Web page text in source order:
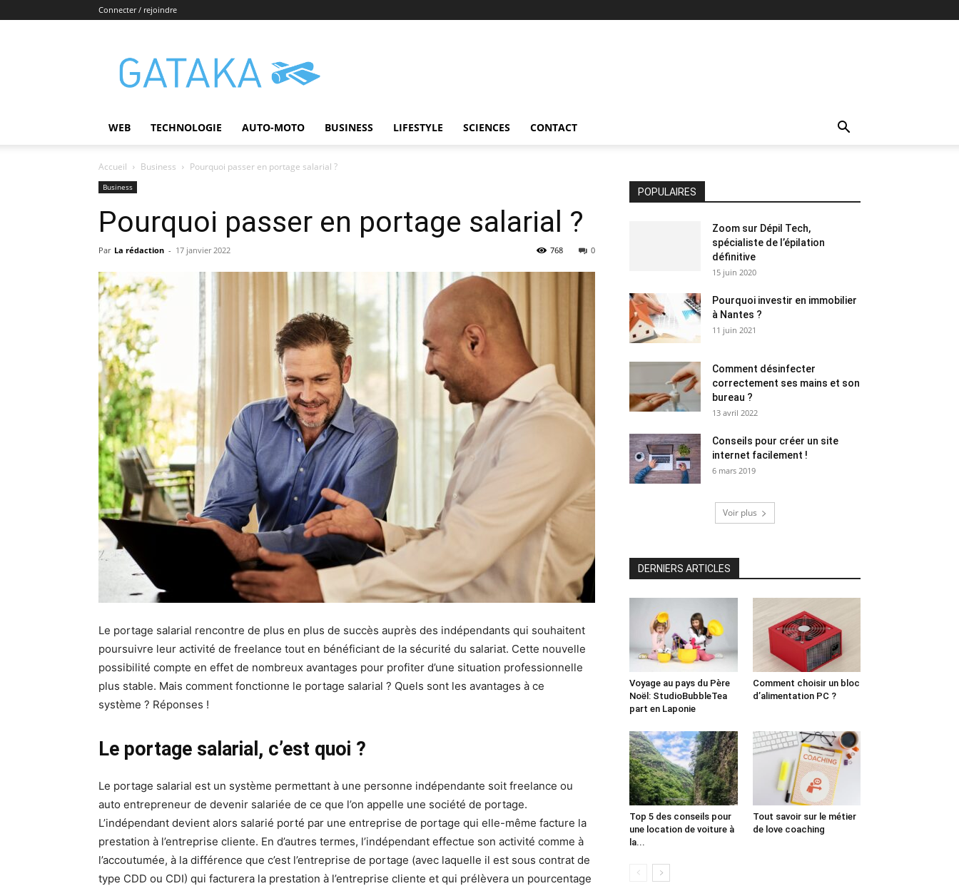
Connecter / rejoindre
WEB TECHNOLOGIE AUTO-MOTO BUSINESS LIFESTYLE SCIENCES CONTACT
Accueil Business Pourquoi passer en portage salarial ?
Business
Pourquoi passer en portage salarial ?
Par La rédaction - 17 janvier 2022 0
768
Le portage salarial rencontre de plus en plus de succès auprès des indépendants qui souhaitent
poursuivre leur activité de freelance tout en bénéficiant de la sécurité du salariat. Cette nouvelle
possibilité compte en effet de nombreux avantages pour profiter d’une situation professionnelle
plus stable. Mais comment fonctionne le portage salarial ? Quels sont les avantages à ce
système ? Réponses !
Le portage salarial, c’est quoi ?
Le portage salarial est un système permettant à une personne indépendante soit freelance ou
auto entrepreneur de devenir salariée de ce que l’on appelle une société de portage.
L’indépendant devient alors salarié porté par une entreprise de portage qui elle-même facture la
prestation à l’entreprise cliente. En d’autres termes, l’indépendant effectue son activité comme à
l’accoutumée, à la différence que c’est l’entreprise de portage (avec laquelle il est sous contrat de
type CDD ou CDI) qui facturera la prestation à l’entreprise cliente et qui prélèvera un pourcentage
POPULAIRES
Zoom sur Dépil Tech,
spécialiste de l’épilation
définitive
15 juin 2020
Pourquoi investir en immobilier
à Nantes ?
11 juin 2021
Comment désinfecter
correctement ses mains et son
bureau ?
13 avril 2022
Conseils pour créer un site
internet facilement !
6 mars 2019
Voir plus
DERNIERS ARTICLES
Voyage au pays du Père
Noël: StudioBubbleTea
part en Laponie
Comment choisir un bloc
d’alimentation PC ?
Top 5 des conseils pour
une location de voiture à
la...
Tout savoir sur le métier
de love coaching